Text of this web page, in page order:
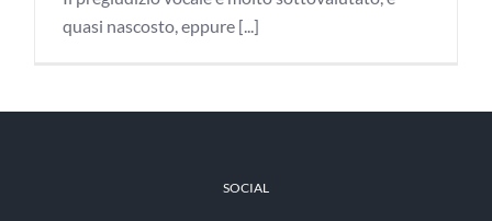
quasi nascosto, eppure [...]
SOCIAL